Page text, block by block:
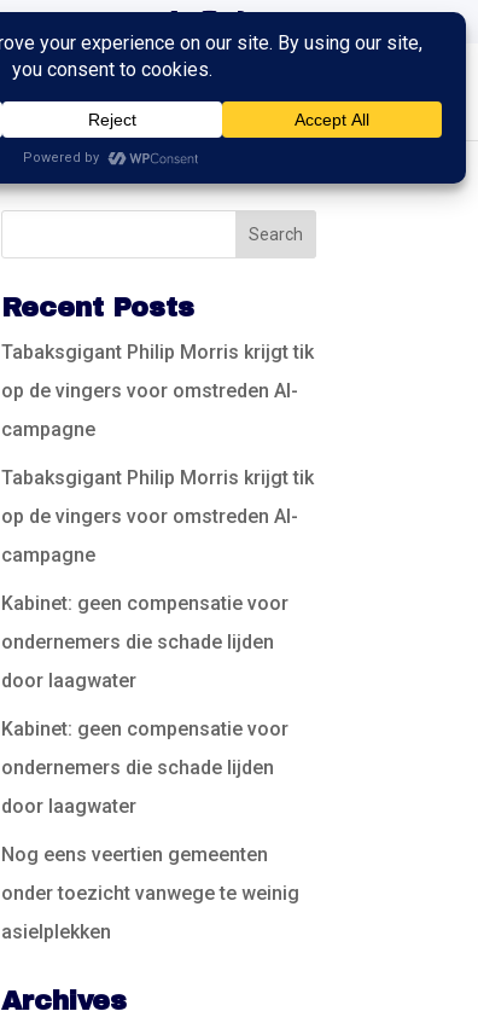
Recent Posts
Tabaksgigant Philip Morris krijgt tik
op de vingers voor omstreden AI-
campagne
Tabaksgigant Philip Morris krijgt tik
op de vingers voor omstreden AI-
campagne
Kabinet: geen compensatie voor
ondernemers die schade lijden
door laagwater
Kabinet: geen compensatie voor
ondernemers die schade lijden
door laagwater
Nog eens veertien gemeenten
onder toezicht vanwege te weinig
asielplekken
Archives